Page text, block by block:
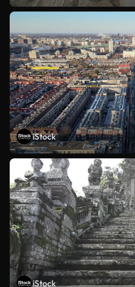
iStock
iStock